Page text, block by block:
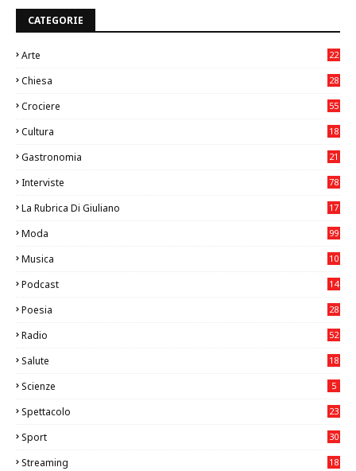
CATEGORIE
Arte
22
Chiesa
28
Crociere 55
Cultura
18
Gastronomia
21
Interviste 78
La Rubrica Di Giuliano
17
Moda 99
Musica
10
Podcast 14
Poesia 28
Radio 52
Salute
18
Scienze 5
Spettacolo 23
Sport
30
Streaming 18